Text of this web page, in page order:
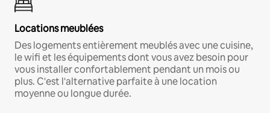
Locations meublées
Des logements entièrement meublés avec une cuisine,
le wifi et les équipements dont vous avez besoin pour
vous installer confortablement pendant un mois ou
plus. C'est l'alternative parfaite à une location
moyenne ou longue durée.